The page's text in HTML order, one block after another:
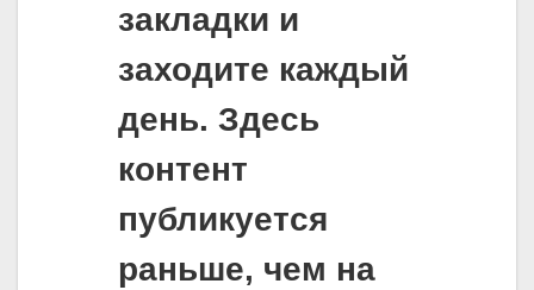
закладки и
заходите каждый
день. Здесь
контент
публикуется
раньше, чем на